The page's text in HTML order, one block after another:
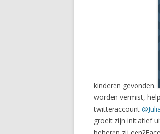
kinderen gevonden.
worden vermist,
twitteraccount
groeit zijn initiatief